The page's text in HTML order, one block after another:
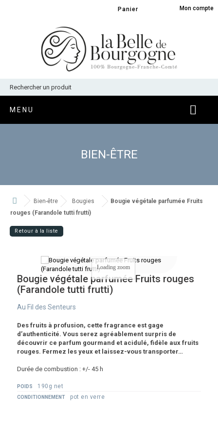
Mon compte
Panier
MENU
BIEN-ÊTRE
Bien-être Bougies
Bougie végétale parfumée Fruits
rouges (Farandole tutti frutti)
Retour à la liste
Loading zoom
Bougie végétale parfumée Fruits rouges
(Farandole tutti frutti)
Au Fil des Senteurs
Des fruits à profusion, cette fragrance est gage
d’authenticité. Vous serez agréablement surpris de
découvrir ce parfum gourmand et acidulé, fidèle aux fruits
rouges. Fermez les yeux et laissez-vous transporter…
Durée de combustion : +/- 45 h
POIDS 190g net
CONDITIONNEMENT pot en verre